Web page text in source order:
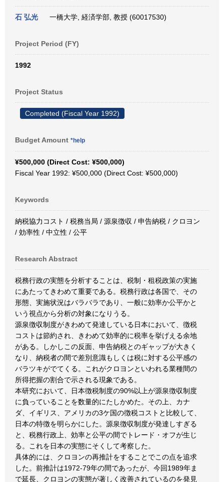
石 弘光 一橋大学, 経済学部, 教授 (60017530)
Project Period (FY)
1992
Project Status
Completed (Fiscal Year 1992)
Budget Amount *help
¥500,000 (Direct Cost: ¥500,000)
Fiscal Year 1992: ¥500,000 (Direct Cost: ¥500,000)
Keywords
納税協力コスト / 税務当局 / 源泉徴収 / 申告納税 / クロヨン
/ 効率性 / 中立性 / 公平
Research Abstract
税務行政の実態を分析することは、税制・租税政策の実施
にあたってきわめて重要である。税務行政は各国で、その
形態、実施状況はバラバラであり、一般に効率か公平かと
いう視点から分析の対象になりうる。
源泉徴収制度がきわめて発達している日本において、徴税
コストは節約され、きわめて効率的に税率を挙げえる余地
がある。しかしこの反面、申告納税とのギャップが大きく
なり、納税者の間で差別意識もしくは税に対する公平感の
バラツキがでてくる。これがクロヨンといわれる業種間の
所得把握の割合で示される現象である。
本研究において、日本徴税制度の90%以上が源泉徴収制度
に負っていることを数量的にたしかめた。その上、カナ
ダ、イギリス、アメリカの3ケ国の徴税コストと比較して、
日本の特徴を明らかにした。源泉徴収制度が発達しすぎる
と、税務行政上、効率と公平の間でトレード・オフが生じ
る。これを日本の実態にそくして考察した。
具体的には、クロヨンの再推計をすることでこの点を追求
した。前推計は1972-79年の間であったが、今回1989年ま
で延長、クロヨンの実態が著しく改善されているのを発見